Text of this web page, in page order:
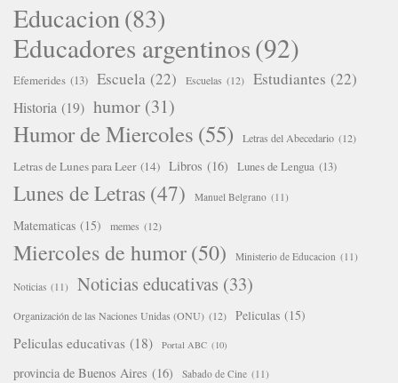
Educacion(83)
Educadores argentinos(92)
Efemerides (13) Escuela (22) Escuelas (12) Estudiantes (22)
Historia (19) humor (31)
Humor de Miercoles (55) Letras del Abecedario (12)
Letras de Lunes para Leer (14) Libros (16) Lunes de Lengua (13)
Lunes de Letras (47) Manuel Belgrano (11)
Matematicas (15) memes (12)
Miercoles de humor(50) Ministerio de Educacion (11)
Noticias (11) Noticias educativas (33)
Organización de las Naciones Unidas (ONU) (12) Peliculas (15)
Peliculas educativas (18) Portal ABC (10)
provincia de Buenos Aires (16) Sabado de Cine (11)